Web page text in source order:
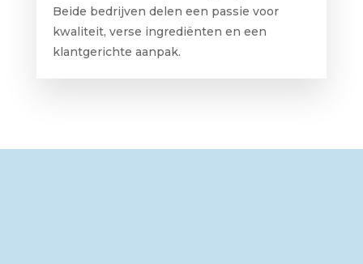
Beide bedrijven delen een passie voor
kwaliteit, verse ingrediënten en een
klantgerichte aanpak.